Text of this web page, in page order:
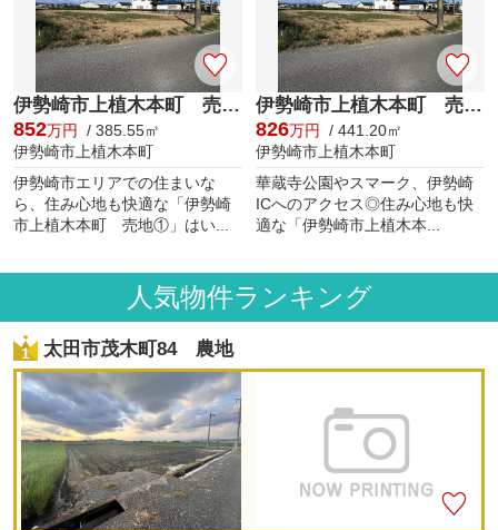
伊勢崎市上植木本町 売地②
852万円 / 385.55㎡
伊勢崎市上植木本町
伊勢崎市エリアでの住まいな
ら、住み心地も快適な「伊勢崎
市上植木本町 売地①」はい...
伊勢崎市上植木本町 売地①
826万円 / 441.20㎡
伊勢崎市上植木本町
華蔵寺公園やスマーク、伊勢崎
ICへのアクセス◎住み心地も快
適な「伊勢崎市上植木本...
人気物件ランキング
太田市茂木町84 農地